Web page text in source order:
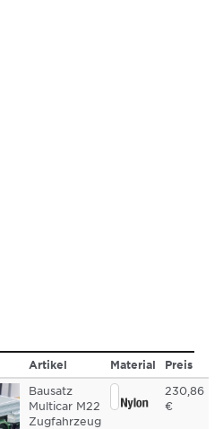
Artikel Material
Preis
Bausatz
Multicar M22
Zugfahrzeug
230,86
€